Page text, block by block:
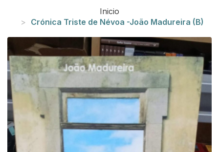
Inicio
Crónica Triste de Névoa -João Madureira (B)